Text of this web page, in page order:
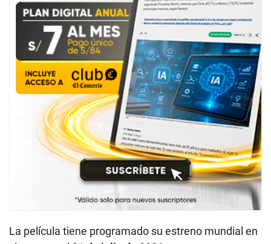
La película tiene programado su estreno mundial en